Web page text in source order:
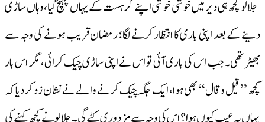
جلالو کچھ ہی دیر میں خوشی خوشی اپنے گرہست کے یہاں پہنچ گیا،وہاں ساڑی
دینے کے بعد اپنی باری کا انتظار کرنے لگا؛ رمضان قریب ہونے کی وجہ سے
بھیڑ تھی۔جب اس کی باری آئی تو اس نے اپنی ساڑی چیک کرائی، مگر اس بار
کچھ ’’قیل وقال‘‘ بھی ہوا، ایک جگہ چیک کرنے والے نے نشان زد کردیا کہ